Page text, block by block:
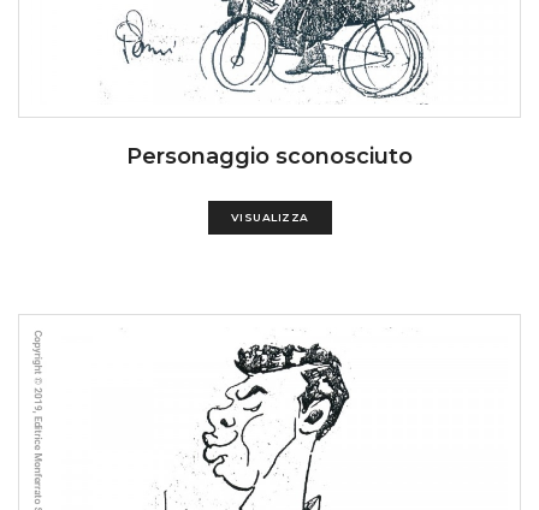
Personaggio sconosciuto
VISUALIZZA